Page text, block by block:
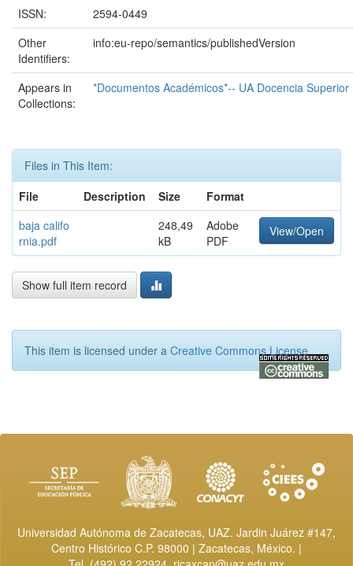
ISSN:
2594-0449
Other
Identifiers:
info:eu-repo/semantics/publishedVersion
Appears in
Collections:
*Documentos Académicos*-- UA Docencia Superior
Files in This Item:
File
Description Size
Format
baja califo
rnia.pdf
248,49
kB
Adobe
PDF
View/Open
Show full item record
This item is licensed under a Creative Commons License
Universidad Autónoma de Zacatecas, UAZ. Jardin Juárez #147,
Centro Histórico C.P. 98000 | Zacatecas, México. |